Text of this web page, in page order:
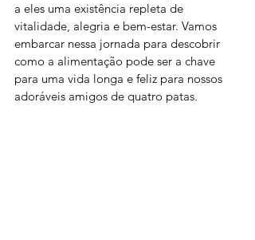
a eles uma existência repleta de
vitalidade, alegria e bem-estar. Vamos
embarcar nessa jornada para descobrir
como a alimentação pode ser a chave
para uma vida longa e feliz para nossos
adoráveis amigos de quatro patas.